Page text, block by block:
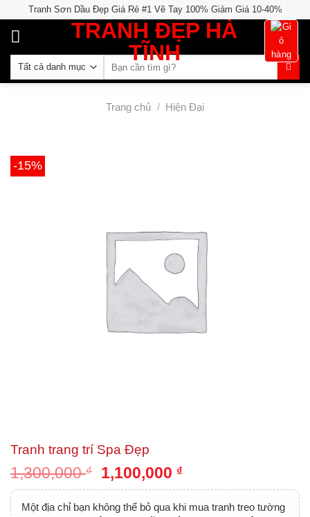
to
content
Tranh Sơn Dầu Đẹp Giá Rẻ #1 Vẽ Tay 100% Giảm Giá 10-40%
TRANH ĐẸP HÀ
TĨNH
kiếm:
Trang chủ / Hiện Đại
-15%
Tranh trang trí Spa Đẹp
1,300,000₫ 1,100,000 ₫
Một địa chỉ bạn không thể bỏ qua khi mua tranh treo tường